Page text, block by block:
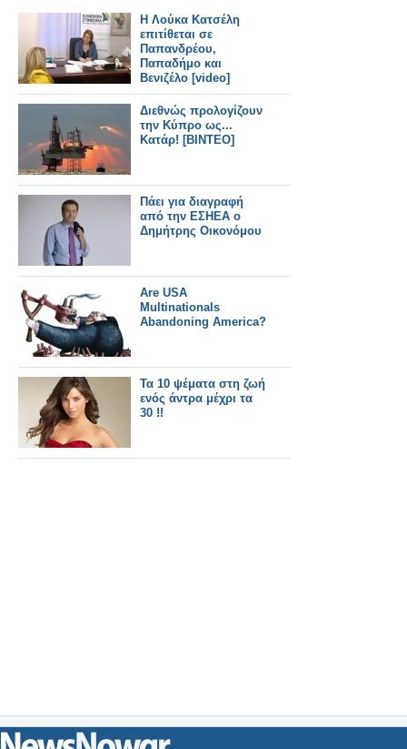
Η Λούκα Κατσέλη
επιτίθεται σε
Παπανδρέου,
Παπαδήμο και
Βενιζέλο [video]
Διεθνώς προλογίζουν
την Κύπρο ως...
Κατάρ! [ΒΙΝΤΕΟ]
Πάει για διαγραφή
από την ΕΣΗΕΑ ο
Δημήτρης Οικονόμου
Are USA
Multinationals
Abandoning America?
Τα 10 ψέματα στη ζωή
ενός άντρα μέχρι τα
30 !!